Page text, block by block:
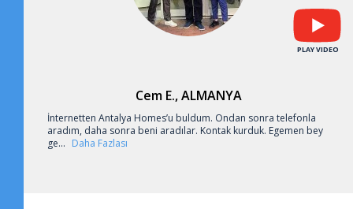
Cem E., ALMANYA
İnternetten Antalya Homes’u buldum. Ondan sonra telefonla
aradım, daha sonra beni aradılar. Kontak kurduk. Egemen bey
ge... Daha Fazlası